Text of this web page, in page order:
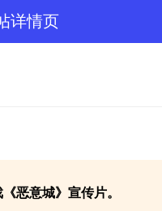
详情页
恶意城》宣传片。